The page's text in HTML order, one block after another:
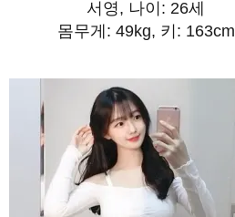
서영, 나이: 26세
몸무게: 49kg, 키: 163cm